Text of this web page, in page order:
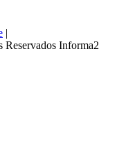
|
Informa2